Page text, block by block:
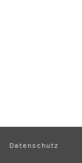
Datenschutz